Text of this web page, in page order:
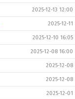
2025-12-13 12:00
2025-12-11
2025-12-10 16:05
2025-12-08 16:00
2025-12-08
2025-12-08
2025-12-01